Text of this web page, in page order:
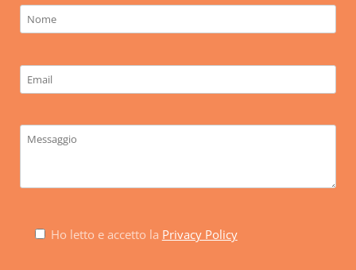
Ho letto e accetto la Privacy Policy